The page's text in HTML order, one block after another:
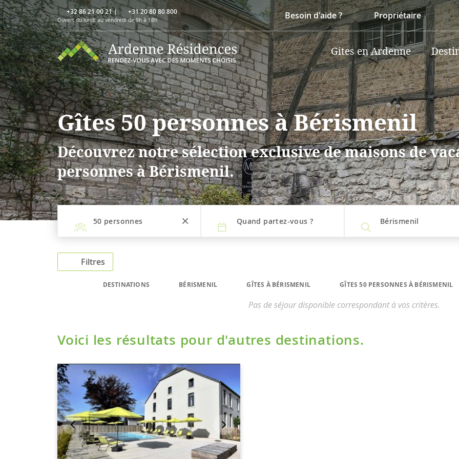
+32 86 21 00 21| +31 20 80 80 800
Ouvert du lundi au vendredi de 9h à 18h Besoin d'aide ? Propriétaire
Gites en Ardenne
Gîtes 50 personnes à Bérismenil
Découvrez notre sélection exclusive de maisons de
personnes à Bérismenil.
50 personnes Quand partez-vous ? Bérismenil
Filtres
DESTINATIONS BÉRISMENIL GÎTES À BÉRISMENIL GÎTES 50 PERSONNES À BÉRISMENIL
Pas de séjour disponible correspondant à vos critères.
Voici les résultats pour d'autres destinations.